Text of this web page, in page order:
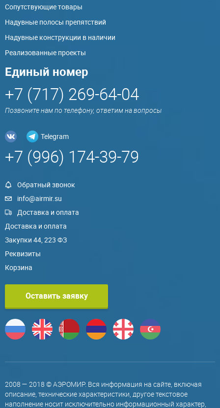
Сопутствующие товары
Надувные полосы препятствий
Надувные конструкции в наличии
Реализованные проекты
Единый номер
+7 (717) 269-64-04
Позвоните нам по телефону, ответим на вопросы
Telegram
+7 (996) 174-39-79
Обратный звонок
info@airmir.su
Доставка и оплата
Доставка и оплата
Закупки 44, 223 ФЗ
Реквизиты
Корзина
Оставить заявку
2008 — 2018 © АЭРОМИР. Вся информация на сайте, включая
описание, технические характеристики, другое текстовое
наполнение носит исключительно информационный характер,